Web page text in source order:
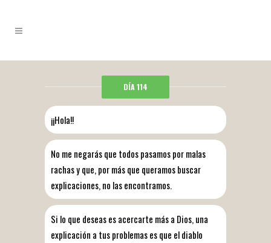
DÍA 114
¡¡Hola!!
No me negarás que todos pasamos por malas
rachas y que, por más que queramos buscar
explicaciones, no las encontramos.
Si lo que deseas es acercarte más a Dios, una
explicación a tus problemas es que el diablo